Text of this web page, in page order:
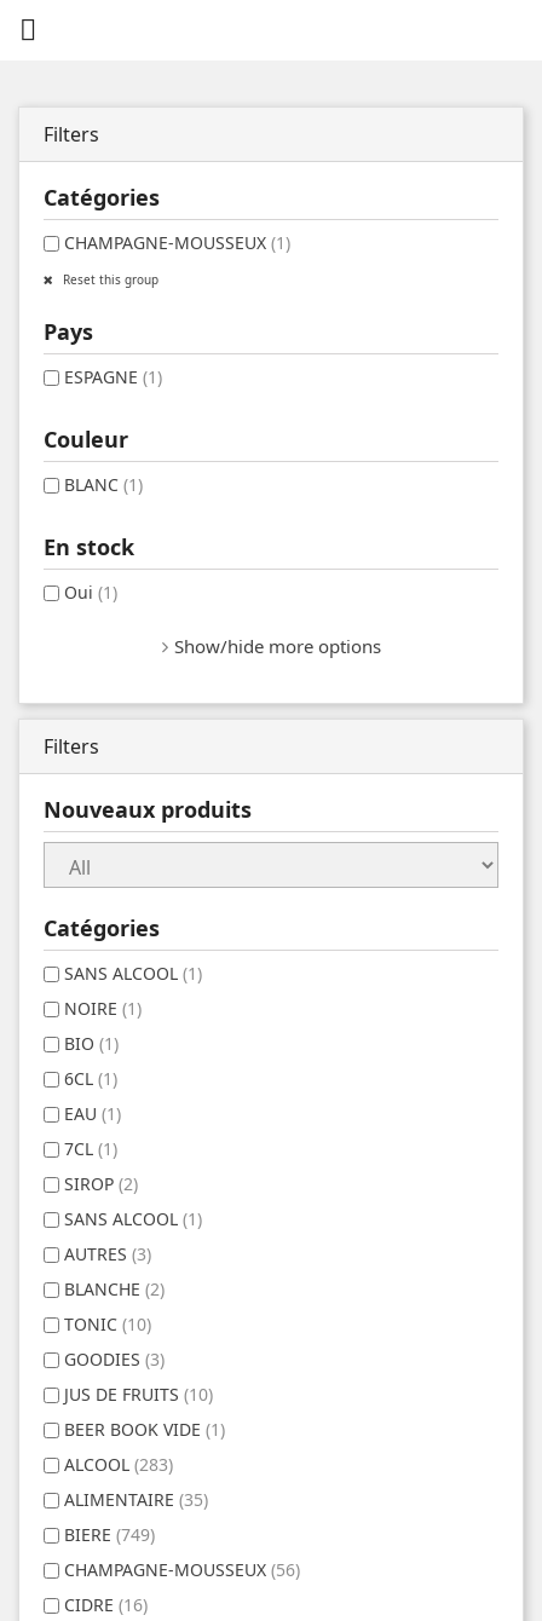

Filters
Catégories
CHAMPAGNE-MOUSSEUX (1)
Reset this group
Pays
ESPAGNE (1)
Couleur
BLANC (1)
En stock
Oui (1)
Show/hide more options
Filters
Nouveaux produits
Catégories
SANS ALCOOL (1)
NOIRE (1)
BIO (1)
6CL (1)
EAU (1)
7CL (1)
SIROP (2)
SANS ALCOOL (1)
AUTRES (3)
BLANCHE (2)
TONIC (10)
GOODIES (3)
JUS DE FRUITS (10)
BEER BOOK VIDE (1)
ALCOOL (283)
ALIMENTAIRE (35)
BIERE (749)
CHAMPAGNE-MOUSSEUX (56)
CIDRE (16)